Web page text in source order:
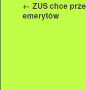
← ZUS chce
emerytów